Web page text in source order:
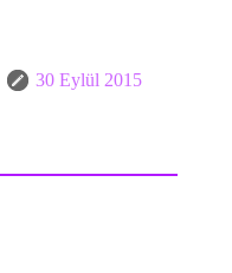
30 Eylül 2015